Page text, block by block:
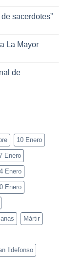
sacerdotes”
La Mayor
de
10 Enero
Enero
Enero
Enero
Mártir
Ildefonso